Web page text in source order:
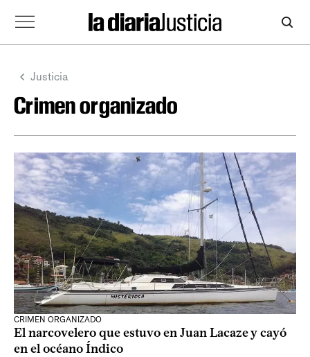
Justicia
Crimen organizado
CRIMEN ORGANIZADO
El narcovelero que estuvo en Juan Lacaze y cayó
en el océano Índico